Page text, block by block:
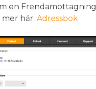
en
mer här: Adressbok